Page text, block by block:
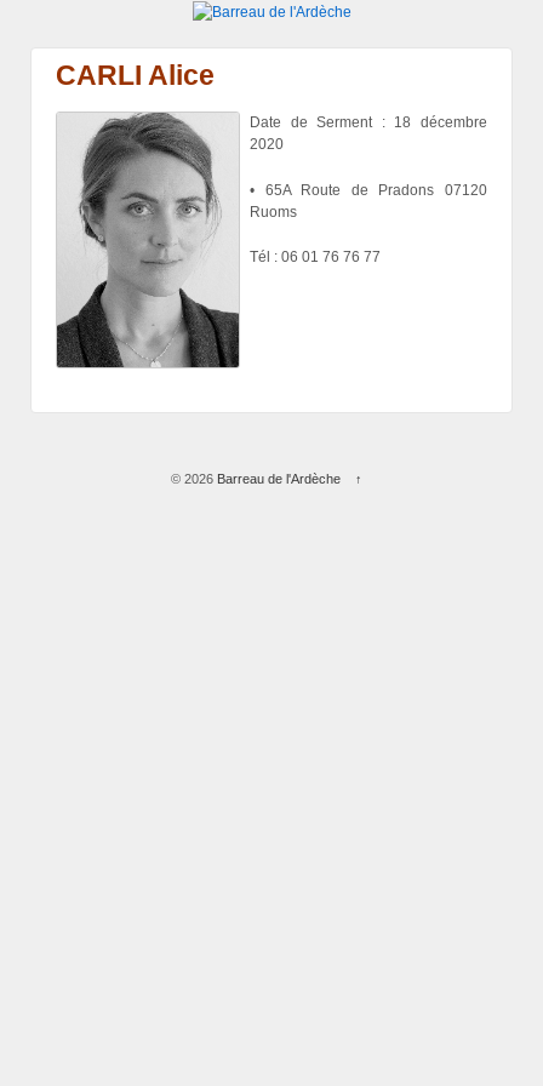
CARLI Alice
Date de Serment : 18 décembre
2020
• 65A Route de Pradons 07120
Ruoms
Tél : 06 01 76 76 77
© 2026 Barreau de l'Ardèche ↑